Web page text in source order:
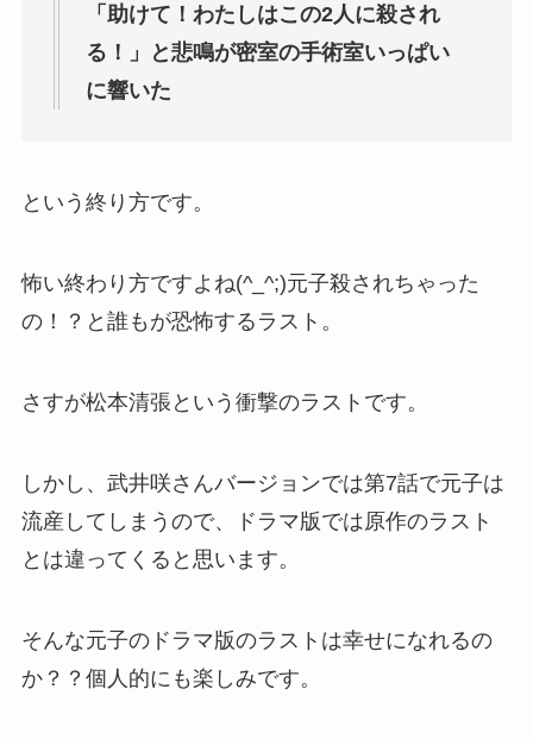
「助けて！わたしはこの2人に殺され
る！」と悲鳴が密室の手術室いっぱい
に響いた
という終り方です。
怖い終わり方ですよね(^_^;)元子殺されちゃった
の！？と誰もが恐怖するラスト。
さすが松本清張という衝撃のラストです。
しかし、武井咲さんバージョンでは第7話で元子は
流産してしまうので、ドラマ版では原作のラスト
とは違ってくると思います。
そんな元子のドラマ版のラストは幸せになれるの
か？？個人的にも楽しみです。